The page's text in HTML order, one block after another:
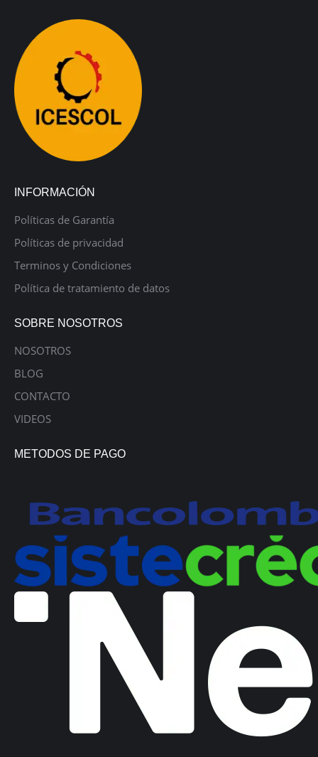
INFORMACIÓN
Políticas de Garantía
Políticas de privacidad
Terminos y Condiciones
Política de tratamiento de datos
SOBRE NOSOTROS
NOSOTROS
BLOG
CONTACTO
VIDEOS
METODOS DE PAGO